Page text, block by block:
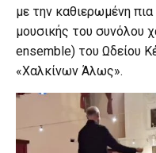
με την καθιερωμένη
μουσικής του συνόλου
ensemble) του Ωδείου
«Χαλκίνων Άλως».